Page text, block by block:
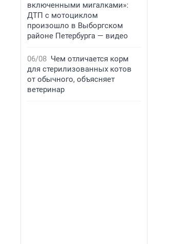
включенными мигалками»:
ДТП с мотоциклом
произошло в Выборгском
районе Петербурга — видео
06/08 Чем отличается корм
для стерилизованных котов
от обычного, объясняет
ветеринар